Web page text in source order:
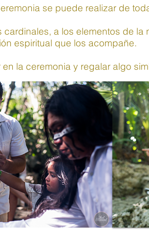
se puede realizar de
a los elementos de
espiritual que los acompañe.
la ceremonia y regalar algo